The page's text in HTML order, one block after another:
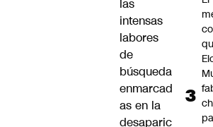
las
intensas
labores
de
búsqueda
enmarcad
as en la
desaparic